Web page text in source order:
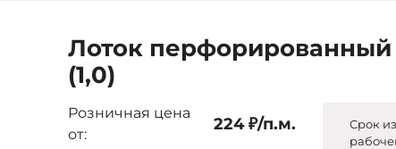
Лоток перфорированный
(1,0)
Розничная цена
от:
224 ₽/п.м.
Срок